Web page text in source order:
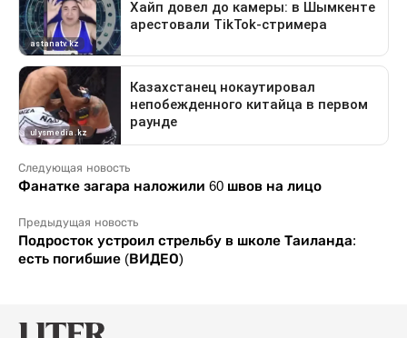
Следующая новость
Фанатке загара наложили 60 швов на лицо
Предыдущая новость
Подросток устроил стрельбу в школе Таиланда:
есть погибшие (ВИДЕО)